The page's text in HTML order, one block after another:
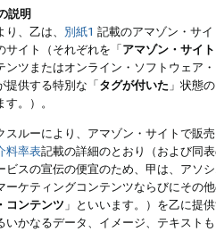
説明
、乙は、 別紙1 記載のアマゾン・サ
サイト（それぞれを「アマゾン・サイト
ンツまたはオンライン・ソフトウェア
提供する特別な「タグが付いた 」状態
す。）。
スルーにより、アマゾン・サイトで販
料率表記載の詳細のとおり（および同
ビスの宣伝の便宜のため、甲は、アソ
ーケティングコンテンツならびにその
コンテンツ 」といいます。）を乙に提
いかなるデータ、イメージ、テキス